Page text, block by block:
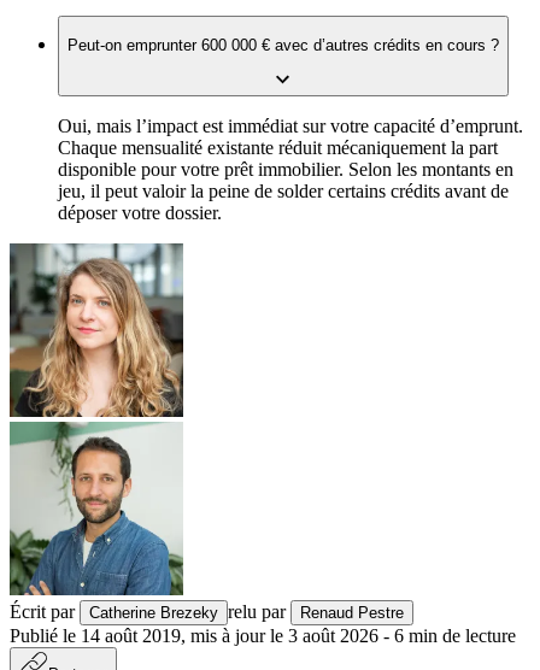
Peut-on emprunter 600 000 € avec d’autres crédits en cours ?
Oui, mais l’impact est immédiat sur votre capacité d’emprunt.
Chaque mensualité existante réduit mécaniquement la part
disponible pour votre prêt immobilier. Selon les montants en
jeu, il peut valoir la peine de solder certains crédits avant de
déposer votre dossier.
Écrit par Catherine Brezeky relu par Renaud Pestre
Publié le 14 août 2019, mis à jour le 3 août 2026 - 6 min de lecture